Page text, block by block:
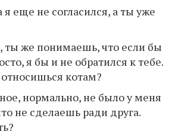
я еще не согласился, а ты уже
ты же понимаешь, что если бы
я бы и не обратился к тебе.
котам?
нормально, не было у меня
не сделаешь ради друга.